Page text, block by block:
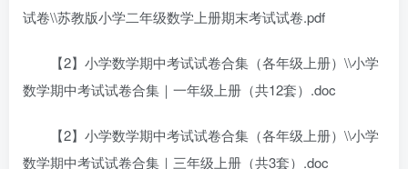
试卷\\苏教版小学二年级数学上册期末考试试卷.pdf
【2】小学数学期中考试试卷合集（各年级上册）\\小学
数学期中考试试卷合集｜一年级上册（共12套）.doc
【2】小学数学期中考试试卷合集（各年级上册）\\小学
数学期中考试试卷合集｜三年级上册（共3套）.doc